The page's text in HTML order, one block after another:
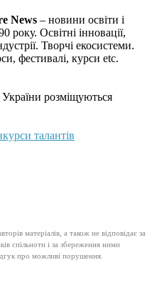
News – новини освіти і
року. Освітні інновації,
Творчі екосистеми.
фестивалі, курси etc.
України розміщуються
талантів
матеріалів, а також не відповідає за
спільноти і за збереження ними
про можливі порушення.